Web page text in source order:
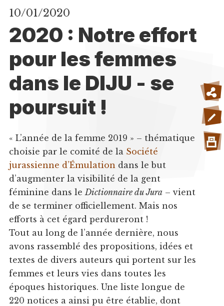
10/01/2020
2020 : Notre effort
pour les femmes
dans le DIJU - se
poursuit !
« L’année de la femme 2019 » – thématique
choisie par le comité de la Société
jurassienne d’Émulation dans le but
d’augmenter la visibilité de la gent
féminine dans le Dictionnaire du Jura– vient
de se terminer officiellement. Mais nos
efforts à cet égard perdureront !
Tout au long de l’année dernière, nous
avons rassemblé des propositions, idées et
textes de divers auteurs qui portent sur les
femmes et leurs vies dans toutes les
époques historiques. Une liste longue de
220 notices a ainsi pu être établie, dont